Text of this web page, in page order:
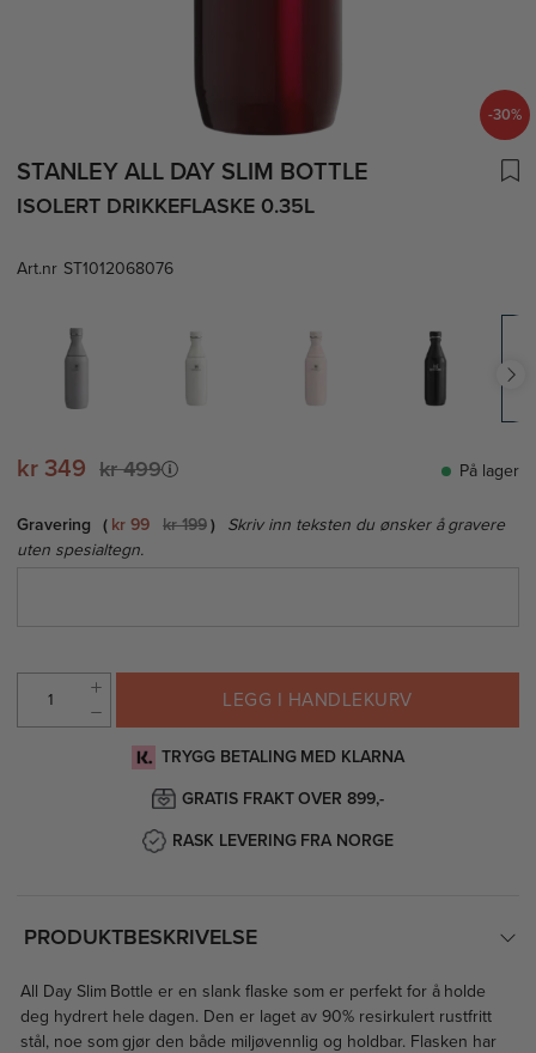
-30%
STANLEY ALL DAY SLIM BOTTLE
ISOLERT DRIKKEFLASKE 0.35L
Art.nr ST1012068076
kr 349 kr 499 På lager
Gravering kr 99 kr 199
Skriv inn teksten du ønsker å gravere
uten spesialtegn.
LEGG I HANDLEKURV
TRYGG BETALING MED KLARNA
GRATIS FRAKT OVER 899,-
RASK LEVERING FRA NORGE
PRODUKTBESKRIVELSE
All Day Slim Bottle er en slank flaske som er perfekt for å holde
deg hydrert hele dagen. Den er laget av 90% resirkulert rustfritt
stål, noe som gjør den både miljøvennlig og holdbar. Flasken har